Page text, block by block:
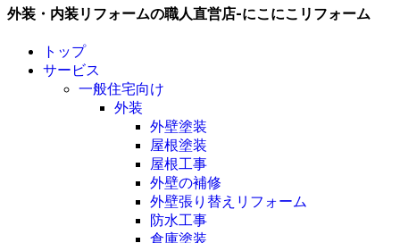
外装・内装リフォームの職人直営店-にこにこリフォーム
トップ
サービス
一般住宅向け
外装
外壁塗装
屋根塗装
屋根工事
外壁の補修
外壁張り替えリフォーム
防水工事
倉庫塗装